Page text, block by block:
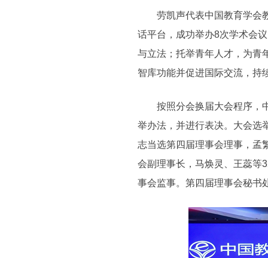
劳凯声代表中国教育学会教
话平台，成功举办8次学术会
与立法；托举青年人才，为青
智库功能并促进国际交流，持
按照分会换届大会程序，中
举办法，并进行表决。大会选
志当选第四届理事会理事，孟
会副理事长，马焕灵、王蕊等
事会监事。第四届理事会秘书